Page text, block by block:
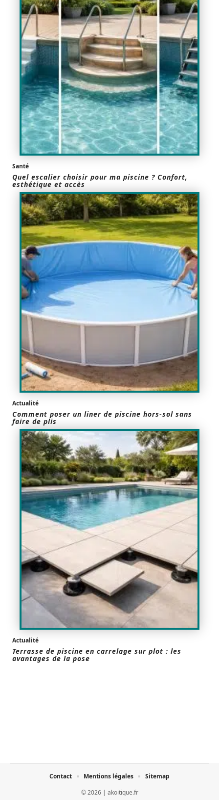
Santé
Quel escalier choisir pour ma piscine ? Confort,
esthétique et accès
Actualité
Comment poser un liner de piscine hors-sol sans
faire de plis
Actualité
Terrasse de piscine en carrelage sur plot : les
avantages de la pose
© 2026 | akoitique.fr
Contact Mentions légales Sitemap